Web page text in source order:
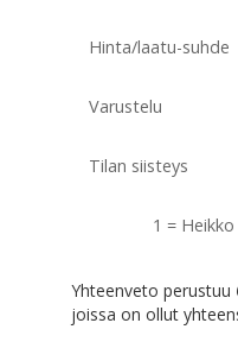
Hinta/laatu-suhde
Varustelu
Tilan siisteys
1 =
Yhteenveto perustuu
joissa on ollut